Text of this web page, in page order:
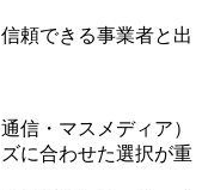
頼できる事業者と出
信・マスメディア）
に合わせた選択が重